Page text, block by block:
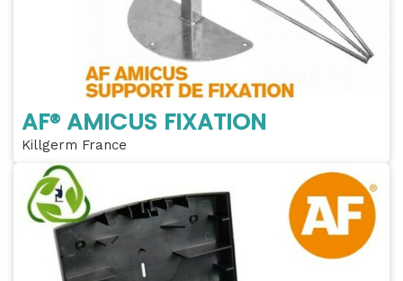
AF® AMICUS FIXATION
Killgerm France